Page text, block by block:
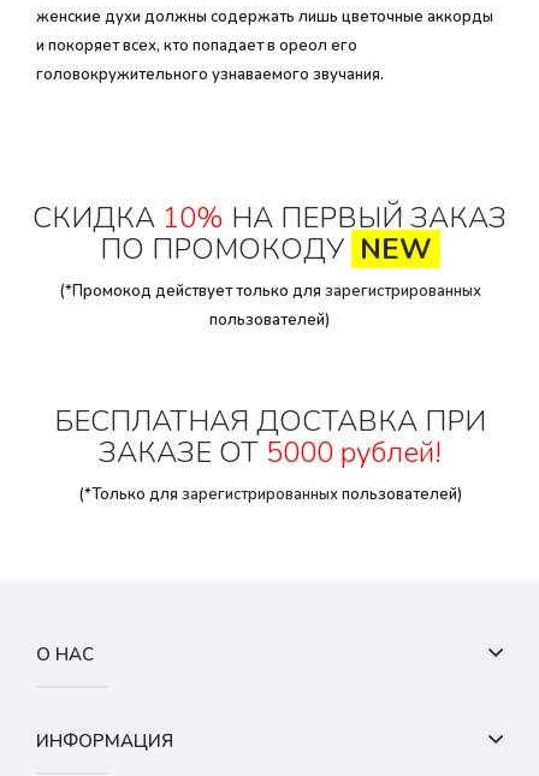
женские духи должны содержать лишь цветочные аккорды
и покоряет всех, кто попадает в ореол его
головокружительного узнаваемого звучания.
СКИДКА 10% НА ПЕРВЫЙ ЗАКАЗ
ПО ПРОМОКОДУ NEW
(*Промокод действует только для зарегистрированных
пользователей)
БЕСПЛАТНАЯ ДОСТАВКА ПРИ
ЗАКАЗЕ ОТ 5000 рублей!
(*Только для зарегистрированныхпользователей)
О НАС
ИНФОРМАЦИЯ